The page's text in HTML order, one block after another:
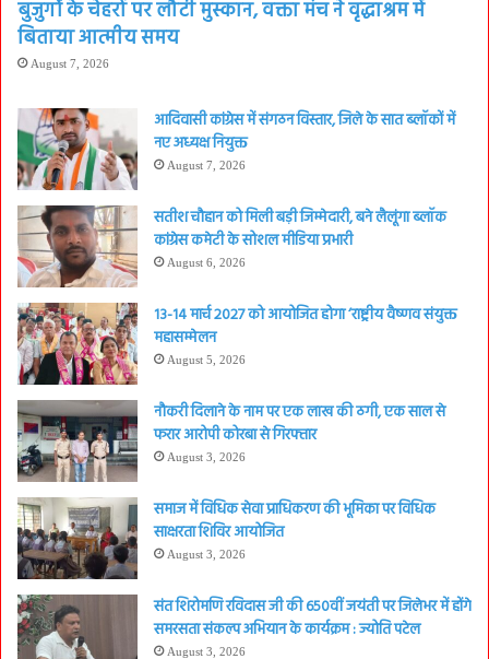
बुजुर्गों के चेहरों पर लौटी मुस्कान, वक्ता मंच ने वृद्धाश्रम में
बिताया आत्मीय समय
August 7, 2026
आदिवासी कांग्रेस में संगठन विस्तार, जिले के सात ब्लॉकों में
नए अध्यक्ष नियुक्त
August 7, 2026
सतीश चौहान को मिली बड़ी जिम्मेदारी, बने लैलूंगा ब्लॉक
कांग्रेस कमेटी के सोशल मीडिया प्रभारी
August 6, 2026
13-14 मार्च 2027 को आयोजित होगा ‘राष्ट्रीय वैष्णव संयुक्त
महासम्मेलन
August 5, 2026
नौकरी दिलाने के नाम पर एक लाख की ठगी, एक साल से
फरार आरोपी कोरबा से गिरफ्तार
August 3, 2026
समाज में विधिक सेवा प्राधिकरण की भूमिका पर विधिक
साक्षरता शिविर आयोजित
August 3, 2026
संत शिरोमणि रविदास जी की 650वीं जयंती पर जिलेभर में होंगे
समरसता संकल्प अभियान के कार्यक्रम : ज्योति पटेल
August 3, 2026